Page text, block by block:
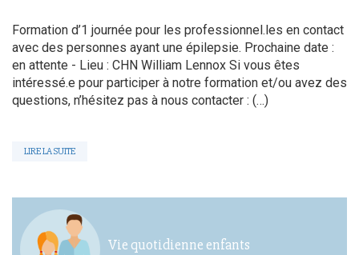
Formation d’1 journée pour les professionnel.les en contact
avec des personnes ayant une épilepsie. Prochaine date :
en attente - Lieu : CHN William Lennox Si vous êtes
intéressé.e pour participer à notre formation et/ou avez des
questions, n’hésitez pas à nous contacter : (…)
LIRE LA SUITE
Vie quotidienne enfants